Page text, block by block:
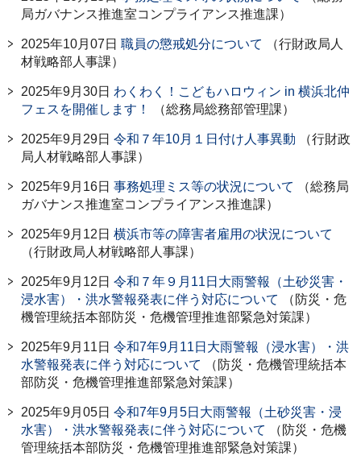
局ガバナンス推進室コンプライアンス推進課）
2025年10月07日 職員の懲戒処分について
（行財政局人
材戦略部人事課）
2025年9月30日 わくわく！こどもハロウィン in 横浜北仲
フェスを開催します！
（総務局総務部管理課）
2025年9月29日 令和７年10月１日付け人事異動 （行財政
局人材戦略部人事課）
2025年9月16日 事務処理ミス等の状況について
（総務局
ガバナンス推進室コンプライアンス推進課）
2025年9月12日 横浜市等の障害者雇用の状況について
（行財政局人材戦略部人事課）
2025年9月12日 令和７年９月11日大雨警報（土砂災害・
浸水害）・洪水警報発表に伴う対応について
（防災・危
機管理統括本部防災・危機管理推進部緊急対策課）
2025年9月11日 令和7年9月11日大雨警報（浸水害）・洪
水警報発表に伴う対応について
（防災・危機管理統括本
部防災・危機管理推進部緊急対策課）
2025年9月05日 令和7年9月5日大雨警報（土砂災害・浸
水害）・洪水警報発表に伴う対応について
（防災・危機
管理統括本部防災・危機管理推進部緊急対策課）